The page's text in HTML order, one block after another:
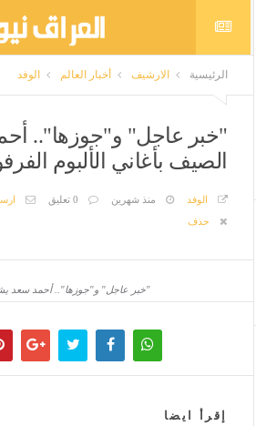
الرئيسية الارشيف أخبار العالم الوفد
"خبر عاجل" و"جوزها"..
الصيف بأغاني الألبوم
الوفد منذ شهرين 0 تعليق
حذف
"خبر عاجل" و"جوزها".. أحمد سعد
إقرأ ايضا